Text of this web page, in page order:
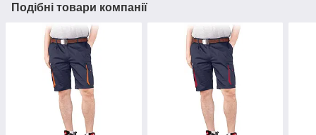
Подібні товари компанії